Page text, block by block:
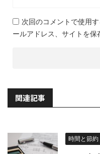
次回のコメントで使用
ールアドレス、サイトを保
関連記事
時間と節約